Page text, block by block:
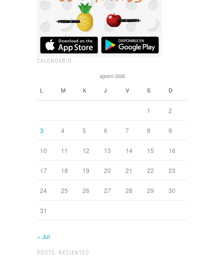
CALENDARIO
agosto 2026
L M X J V S D
1 2
3 4 5 6 7 8 9
10 11 12 13 14 15 16
17 18 19 20 21 22 23
24 25 26 27 28 29 30
31
« Jul
POSTS RECIENTES